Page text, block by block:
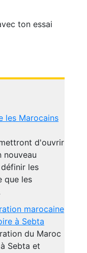
ton essai
les Marocains
d'ouvrir
nouveau
les
que les
marocaine
à Sebta
du Maroc
Sebta et